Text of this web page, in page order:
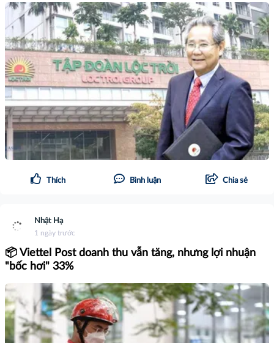
Thích Bình luận Chia sẻ
Nhật Hạ
1 ngày trước
📦 Viettel Post doanh thu vẫn tăng, nhưng lợi nhuận
"bốc hơi" 33%